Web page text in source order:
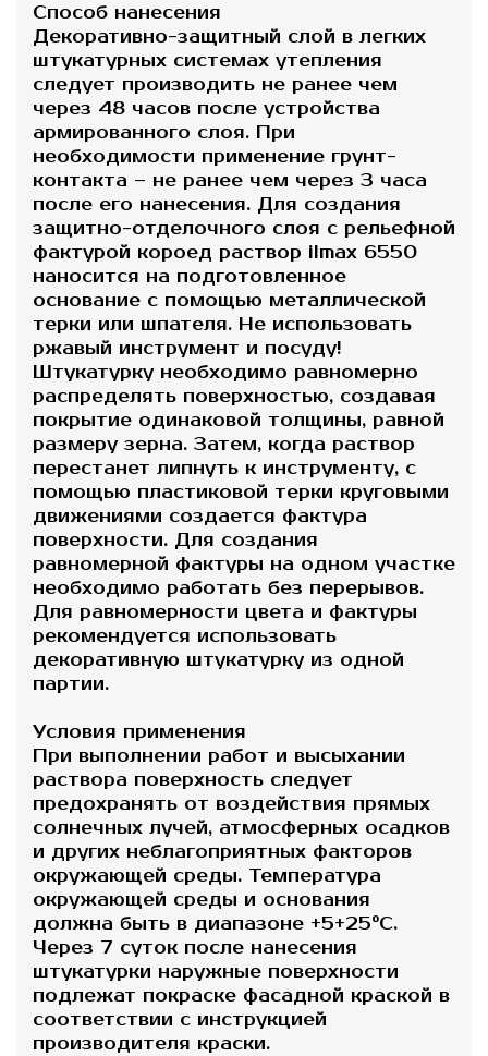
Способ нанесения
Декоративно-защитный слой в легких
штукатурных системах утепления
следует производить не ранее чем
через 48 часов после устройства
армированного слоя. При
необходимости применение грунт-
контакта – не ранее чем через 3 часа
после его нанесения. Для создания
защитно-отделочного слоя с рельефной
фактурой короед раствор ilmax 6550
наносится на подготовленное
основание с помощью металлической
терки или шпателя. Не использовать
ржавый инструмент и посуду!
Штукатурку необходимо равномерно
распределять поверхностью, создавая
покрытие одинаковой толщины, равной
размеру зерна. Затем, когда раствор
перестанет липнуть к инструменту, с
помощью пластиковой терки круговыми
движениями создается фактура
поверхности. Для создания
равномерной фактуры на одном участке
необходимо работать без перерывов.
Для равномерности цвета и фактуры
рекомендуется использовать
декоративную штукатурку из одной
партии.
Условия применения
При выполнении работ и высыхании
раствора поверхность следует
предохранять от воздействия прямых
солнечных лучей, атмосферных осадков
и других неблагоприятных факторов
окружающей среды. Температура
окружающей среды и основания
должна быть в диапазоне +5+25°С.
Через 7 суток после нанесения
штукатурки наружные поверхности
подлежат покраске фасадной краской в
​​соответствии с инструкцией
производителя краски.